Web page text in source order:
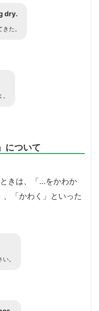
dry.
た。
について
きは、「…をかわか
「かわく」といった
。